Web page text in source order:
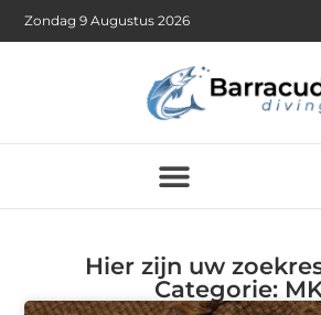
Zondag 9 Augustus 2026
Hier zijn uw
Categorie: